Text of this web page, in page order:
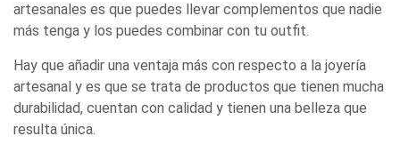
artesanales es que puedes llevar complementos que nadie
más tenga y los puedes combinar con tu outfit.
Hay que añadir una ventaja más con respecto a la joyería
artesanal y es que se trata de productos que tienen mucha
durabilidad, cuentan con calidad y tienen una belleza que
resulta única.